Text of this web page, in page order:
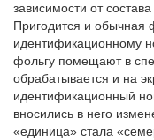
зависимости от
Пригодится и обычная
идентификационному
фольгу помещают в
обрабатывается и на
идентификационный
вносились в него
«единица» стала